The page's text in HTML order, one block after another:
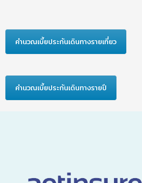
คำนวณเบี้ยประกันเดินทางรายเที่ยว
คำนวณเบี้ยประกันเดินทางรายปี